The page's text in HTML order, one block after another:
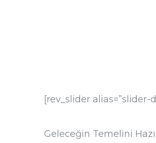
[rev_slider
Geleceğin Temelini